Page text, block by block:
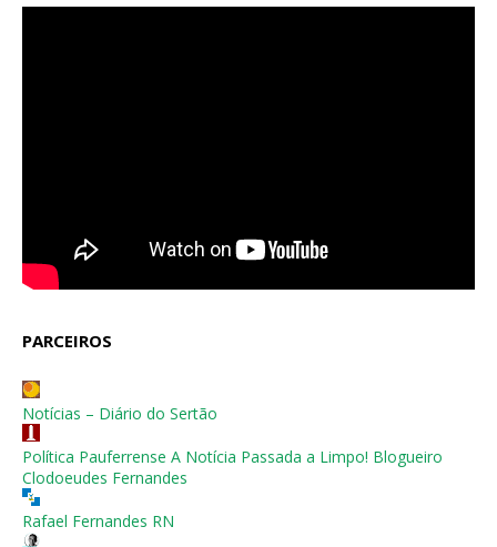
PARCEIROS
Notícias – Diário do Sertão
Política Pauferrense A Notícia Passada a Limpo! Blogueiro
Clodoeudes Fernandes
Rafael Fernandes RN